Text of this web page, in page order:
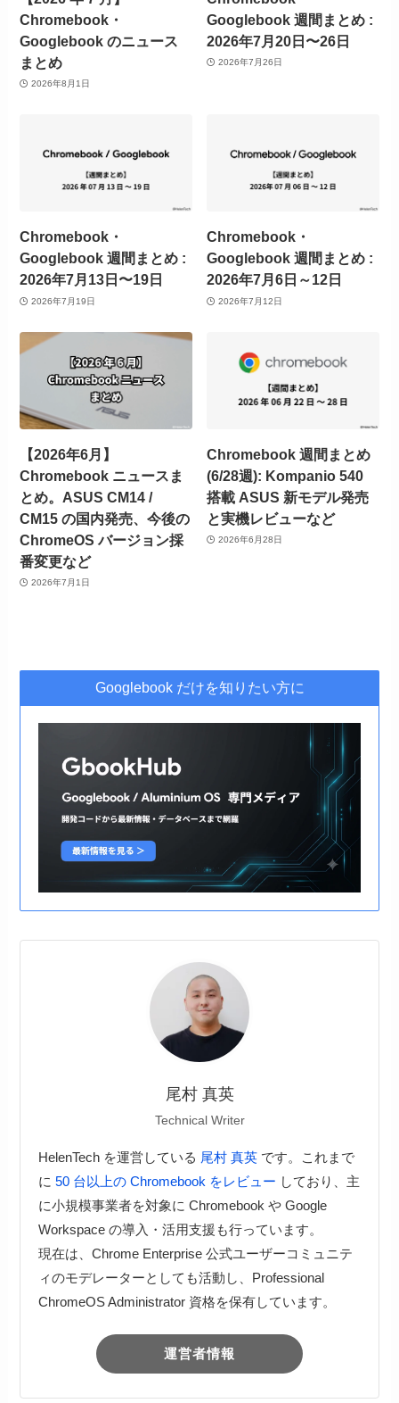
Chromebook・
Googlebook のニュース
まとめ
2026年8月1日
Googlebook 週間まとめ :
2026年7月20日〜26日
2026年7月26日
Chromebook・
Googlebook 週間まとめ :
2026年7月13日〜19日
2026年7月19日
Chromebook・
Googlebook 週間まとめ :
2026年7月6日～12日
2026年7月12日
【2026年6月】
Chromebook ニュースま
とめ。ASUS CM14 /
CM15 の国内発売、今後の
ChromeOS バージョン採
番変更など
2026年7月1日
Chromebook 週間まとめ
(6/28週): Kompanio 540
搭載 ASUS 新モデル発売
と実機レビューなど
2026年6月28日
Googlebook だけを知りたい方に
尾村 真英
Technical Writer
HelenTech を運営している 尾村 真英です。これまで
に 50 台以上の Chromebook をレビュー しており、主
に小規模事業者を対象に Chromebook や Google
Workspace の導入・活用支援も行っています。
現在は、Chrome Enterprise 公式ユーザーコミュニテ
ィのモデレーターとしても活動し、Professional
ChromeOS Administrator 資格を保有しています。
運営者情報